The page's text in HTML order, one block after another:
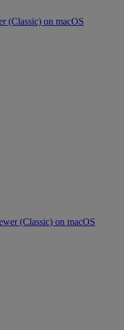
(Classic) on macOS
(Classic) on macOS